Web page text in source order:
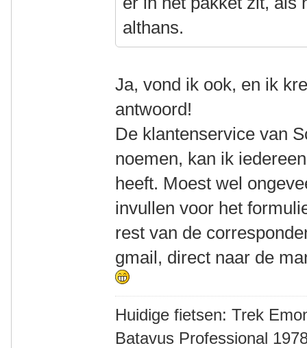
althans.
Ja, vond ik ook, en ik
antwoord!
De klantenservice van
noemen, kan ik
heeft. Moest wel
invullen voor het
rest van de
gmail, direct naar de
Huidige fietsen: Trek
Batavus Professional